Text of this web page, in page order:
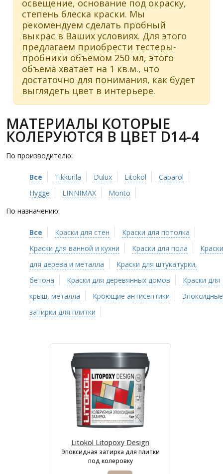
освещение, основание под окраску,
степень блеска краски. Мы
рекомендуем сделать пробный
выкрас в Ваших условиях. Для этого
предлагаем приобрести тестеры-
пробники объемом 250 мл, этого
объема хватает на 1 кв.м., что
достаточно для понимания, как будет
выглядеть цвет в интерьере.
МАТЕРИАЛЫ КОТОРЫЕ
КОЛЕРУЮТСЯ В ЦВЕТ D14-4
По производителю:
Все Tikkurila Dulux Litokol
Caparol
Hygge
LINNIMAX
Monto
По назначению:
Все Краски для стен
Краски для потолка
Краски для ванной и кухни
Краски для пола
Краски
для дерева и металла
Краски для штукатурки,
бетона
Краски для деревянных домов
Краски для
крыш, металла
Кроющие антисептики
Эпоксидные
затирки для плитки
Litokol Litopoxy Design
Эпоксидная затирка для плитки
под колеровку